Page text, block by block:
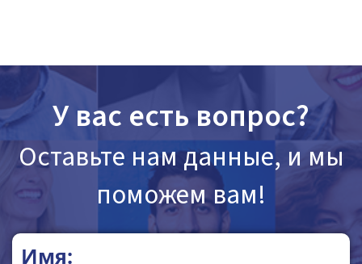
У вас есть вопрос?
Оставьте нам данные, и мы
поможем вам!